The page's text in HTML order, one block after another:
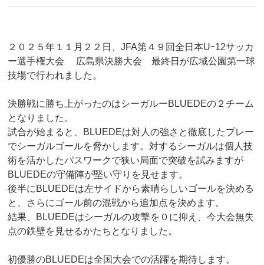
２０２５年１１月２２日、JFA第４９回全日本Uｰ12サッカ
ー選手権大会 広島県決勝大会 最終日が広域公園第一球
技場で行われました。
決勝戦に勝ち上がったのはシーガルーBLUEDEの２チーム
となりました。
試合が始まると、BLUEDEは対人の強さと徹底したプレー
でシーガルゴールを脅かします。対するシーガルは個人技
術を活かしたパスワークで狭い局面で突破を試みますが
BLUEDEの守備陣が堅い守りを見せます。
後半にBLUEDEは左サイドから素晴らしいゴールを決める
と、さらにゴール前の混戦から追加点を決めます。
結果、BLUEDEはシーガルの攻撃を０に抑え、今大会無失
点の鉄壁を見せるかたちとなりました。
初優勝のBLUEDEは全国大会での活躍を期待します。